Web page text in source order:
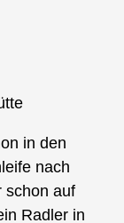
in den
nach
schon auf
Radler in